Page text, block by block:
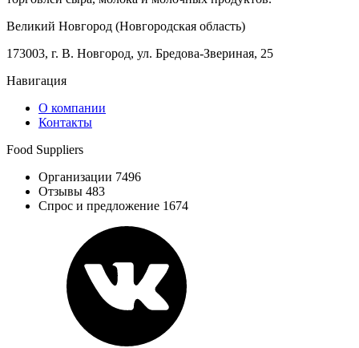
Великий Новгород (Новгородская область)
173003, г. В. Новгород, ул. Бредова-Звериная, 25
Навигация
О компании
Контакты
Food Suppliers
Организации 7496
Отзывы 483
Спрос и предложение 1674